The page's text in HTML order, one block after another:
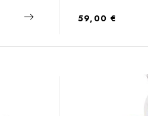
Regulärer Preis:
59,00 €